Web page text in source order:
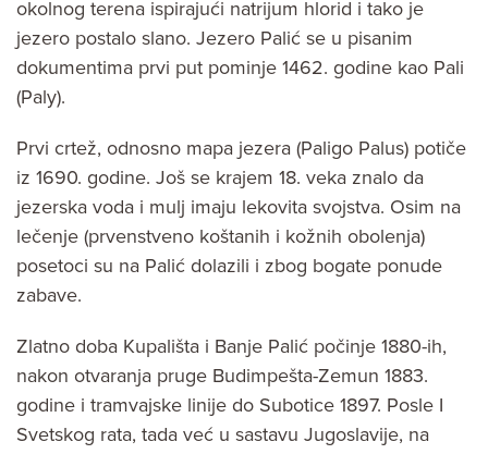
okolnog terena ispirajući natrijum hlorid i tako je
jezero postalo slano. Jezero Palić se u pisanim
dokumentima prvi put pominje 1462. godine kao Pali
(Paly).
Prvi crtež, odnosno mapa jezera (Paligo Palus) potiče
iz 1690. godine. Još se krajem 18. veka znalo da
jezerska voda i mulj imaju lekovita svojstva. Osim na
lečenje (prvenstveno koštanih i kožnih obolenja)
posetoci su na Palić dolazili i zbog bogate ponude
zabave.
Zlatno doba Kupališta i Banje Palić počinje 1880-ih,
nakon otvaranja pruge Budimpešta-Zemun 1883.
godine i tramvajske linije do Subotice 1897. Posle I
Svetskog rata, tada već u sastavu Jugoslavije, na